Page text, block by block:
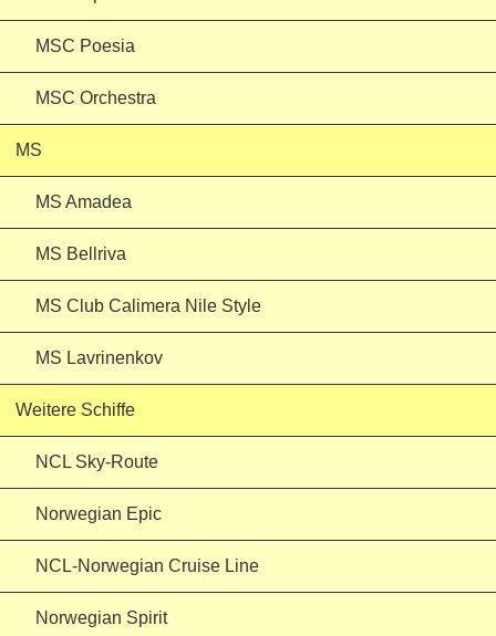
MSC Poesia
MSC Orchestra
MS
MS Amadea
MS Bellriva
MS Club Calimera Nile Style
MS Lavrinenkov
Weitere Schiffe
NCL Sky-Route
Norwegian Epic
NCL-Norwegian Cruise Line
Norwegian Spirit